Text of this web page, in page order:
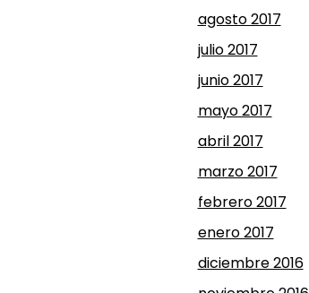
agosto 2017
julio 2017
junio 2017
mayo 2017
abril 2017
marzo 2017
febrero 2017
enero 2017
diciembre 2016